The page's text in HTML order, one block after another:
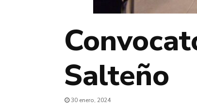
Salteño
30 enero, 2024